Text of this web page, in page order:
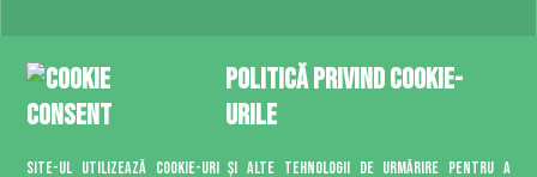
PLATĂ CU
CARDUL
Politică privind cookie-
urile
Site-ul utilizează cookie-uri și alte tehnologii de urmărire pentru a